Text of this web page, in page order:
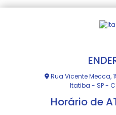
Rua Vicente Mecca,
Itatiba - SP -
Horário de